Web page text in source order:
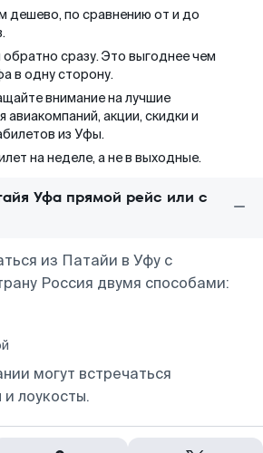
дешево, по сравнению от и до
обратно сразу. Это выгоднее чем
в одну сторону.
внимание на лучшие
акции, скидки и
из Уфы.
на неделе, а не в выходные.
Уфа прямой рейс или с
из Патайи в Уфу с
Россия двумя способами:
могут встречаться
лоукосты.